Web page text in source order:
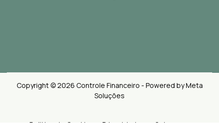
Copyright © 2026 Controle Financeiro - Powered by Meta
Soluções
Politica de Cookies e Privacidades Sobre nos